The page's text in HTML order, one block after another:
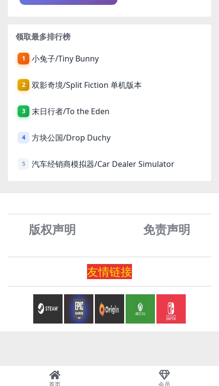
领取最多排行榜
1 小兔子/Tiny Bunny
2 双影奇境/Split Fiction 单机版本
3 末日行者/To the Eden
4 方块公国/Drop Duchy
5 汽车经销商模拟器/Car Dealer Simulator
版权声明 免责声明
友情链接
首页 会员